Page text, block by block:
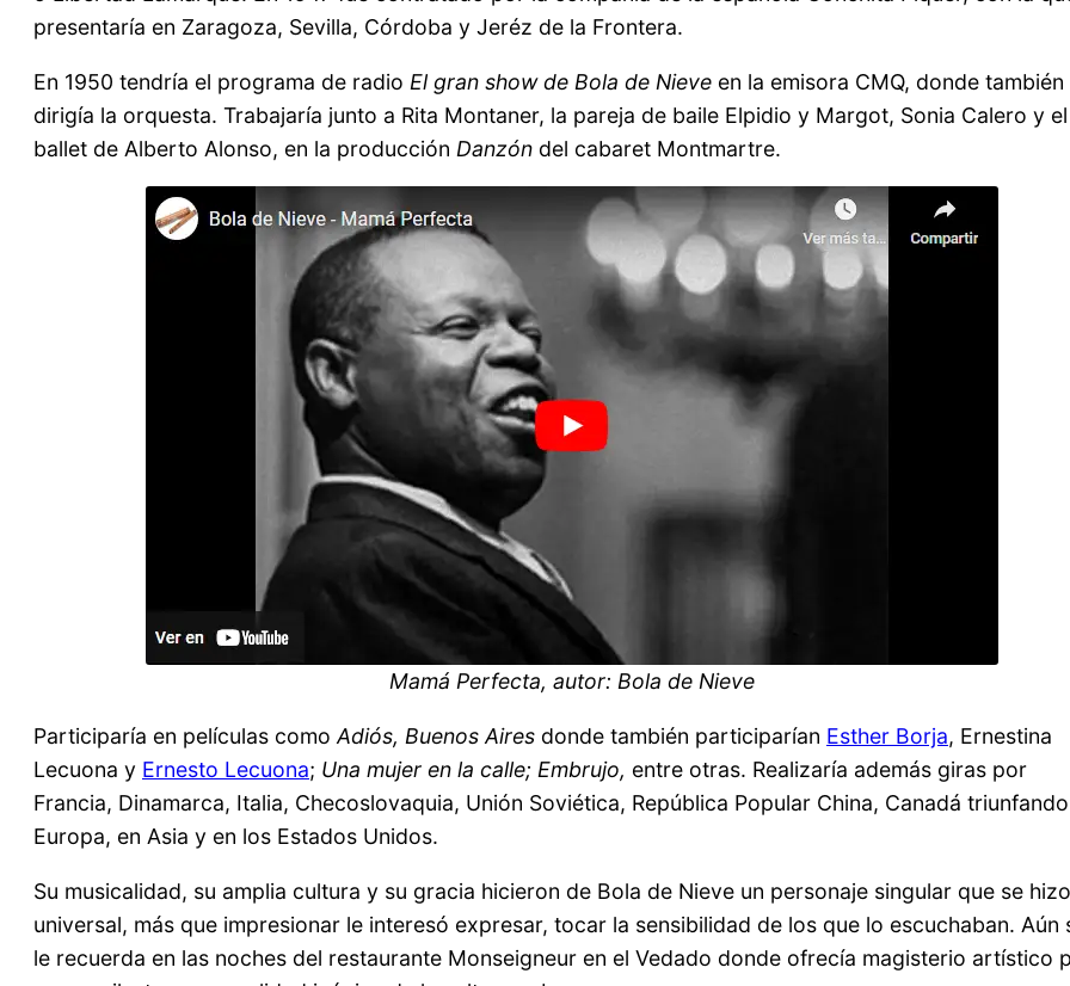
presentaría en Zaragoza, Sevilla, Córdoba y Jeréz de la Frontera.
En 1950 tendría el programa de radio El gran show de Bola de Nieve en la emisora CMQ, donde también
dirigía la orquesta. Trabajaría junto a Rita Montaner, la pareja de baile Elpidio y Margot, Sonia Calero y el
ballet de Alberto Alonso, en la producción Danzón del cabaret Montmartre.
Mamá Perfecta, autor: Bola de Nieve
Participaría en películas como Adiós, Buenos Aires donde también participarían Esther Borja, Ernestina
Lecuona y Ernesto Lecuona; Una mujer en la calle; Embrujo, entre otras. Realizaría además giras por
Francia, Dinamarca, Italia, Checoslovaquia, Unión Soviética, República Popular China, Canadá
Europa, en Asia y en los Estados Unidos.
Su musicalidad, su amplia cultura y su gracia hicieron de Bola de Nieve un personaje singular que se hizo
universal, más que impresionar le interesó expresar, tocar la sensibilidad de los que lo escuchaban. Aún
le recuerda en las noches del restaurante Monseigneur en el Vedado donde ofrecía magisterio artístico